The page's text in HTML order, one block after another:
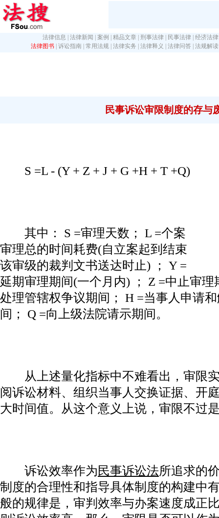
法律信息 法律新闻 案例 精品文章 刑事法律 民事法律 经济法律
法律图书 诉讼指南 常用法规 法律实务 法律释义 法律问答 法规解读
民事诉讼审限制度的存与
S =L - (Y + Z + J + G +H + T +Q)
其中： S =审理天数； L =个案
审理总的时间耗费(自立案起到结束
该审级的裁判文书送达时止) ； Y =
延期审理期间(一个月内) ； Z =中止审理
处理管辖权争议期间； H =当事人申请
间； Q =向上级法院请示期间。
从上述量化指标中不难看出，审限实
阅诉讼材料、组织当事人交换证据、开
大时间值。从这个意义上说，审限不过
诉讼效率作为 民事诉讼法所追求的
制度的合理性和指导具体制度的构建中
般的规律是，审判效率与办案速度成正